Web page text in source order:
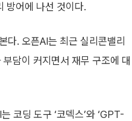
방어에 나선 것이다.
다. 오픈AI는 최근 실리콘밸리
담이 커지면서 재무 구조에 대
코딩 도구 ‘코덱스’와 ‘GPT-